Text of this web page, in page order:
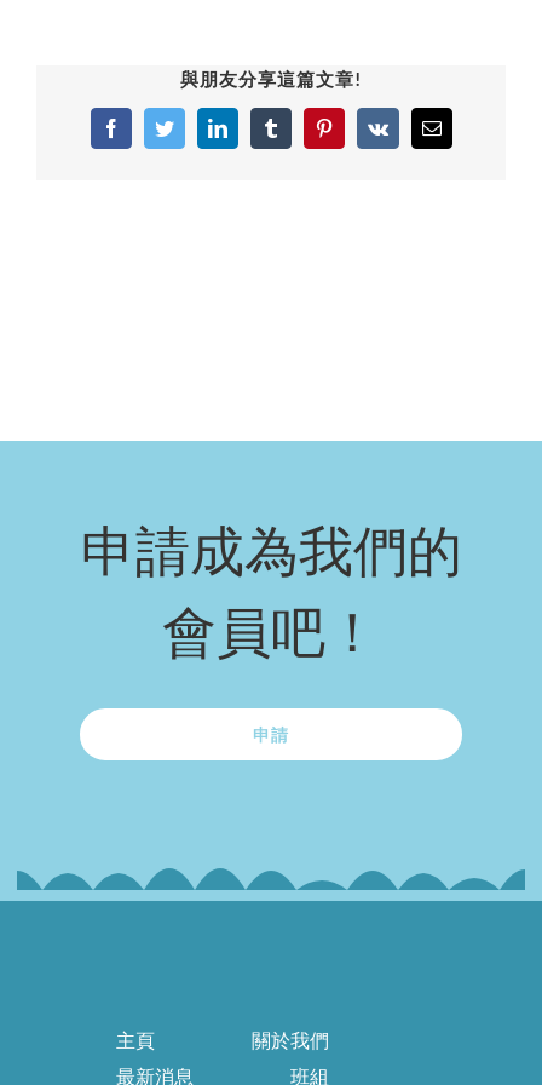
與朋友分享這篇文章!
FacebookTwitterLinkedInTumblrPinterest
Vk Email:
申請成為我們的
會員吧！
申請
主頁
關於我們
最新消息
班組